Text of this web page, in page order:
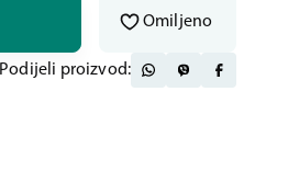
Omiljeno
Podijeli proizvod: